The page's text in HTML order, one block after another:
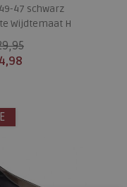
47 schwarz
Wijdtemaat H